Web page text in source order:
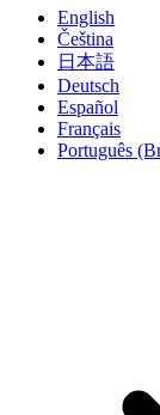
English
Čeština
日本語
Deutsch
Español
Français
Português